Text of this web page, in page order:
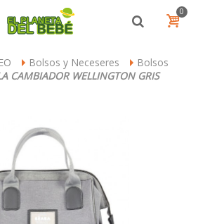
0
> Bolsos y Neceseres > Bolsos
CAMBIADOR WELLINGTON GRIS